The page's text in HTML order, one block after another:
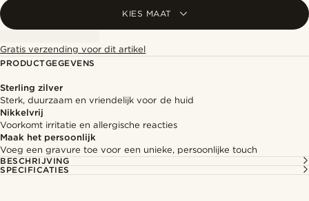
KIES MAAT
Gratis verzending voor dit artikel
PRODUCTGEGEVENS
Sterling zilver
Sterk, duurzaam en vriendelijk voor de huid
Nikkelvrij
Voorkomt irritatie en allergische reacties
Maak het persoonlijk
Voeg een gravure toe voor een unieke, persoonlijke touch
BESCHRIJVING
SPECIFICATIES